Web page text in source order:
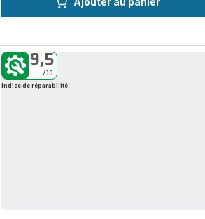
12
9,5
/10
Indice de réparabilité